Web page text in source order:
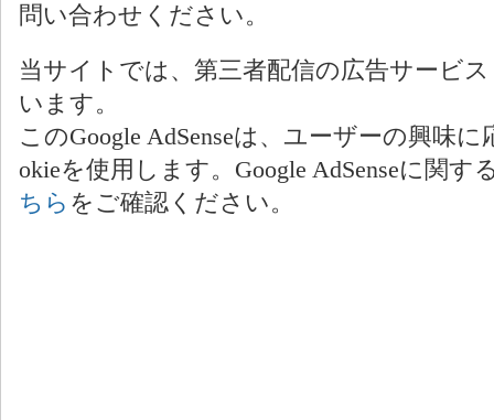
問い合わせください。
当サイトでは、第三者配信の広告サービス
います。
このGoogle AdSenseは、ユーザーの興味
okieを使用します。Google AdSenseに関
ちら をご確認ください。